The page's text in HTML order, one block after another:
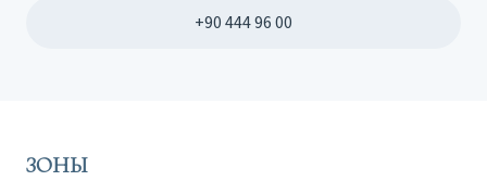
+90 444 96 00
ЗОНЫ